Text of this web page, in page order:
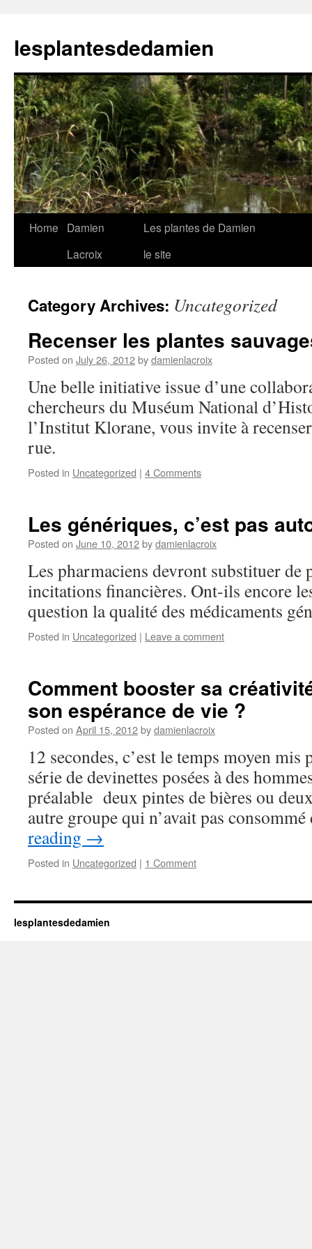
content
lesplantesdedamien
Home
Damien
Lacroix
Les plantes de Damien
le site
Category Archives: Uncategorized
Recenser les plantes
Posted on July 26, 2012bydamienlacroix
Une belle initiative issue d’une
chercheurs du Muséum National
l’Institut Klorane, vous invite à
rue.
Posted in Uncategorized | 4 Comments
Les génériques, c’est pas
Posted on June 10, 2012bydamienlacroix
Les pharmaciens devront substituer de
incitations financières. Ont-ils encore
question la qualité des médicaments
Posted in Uncategorized | Leave a comment
Comment booster sa
son espérance de vie ?
Posted on April 15, 2012bydamienlacroix
12 secondes, c’est le temps moyen
série de devinettes posées à des
préalable deux pintes de bières ou
autre groupe qui n’avait pas
reading →
Posted in Uncategorized | 1 Comment
lesplantesdedamien